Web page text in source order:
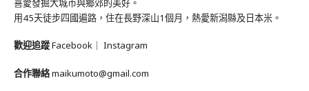
用45天徒步四國遍路，住在長野深山1個月，熱愛新潟縣及日本米。
歡迎追蹤Facebook ｜ Instagram
合作聯絡maikumoto@gmail.com